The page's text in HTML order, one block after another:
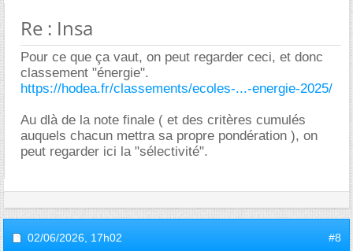
Re : Insa
Pour ce que ça vaut, on peut regarder ceci, et donc
classement "énergie".
https://hodea.fr/classements/ecoles-...-energie-2025/
Au dlà de la note finale ( et des critères cumulés
auquels chacun mettra sa propre pondération ), on
peut regarder ici la "sélectivité".
02/06/2026, 17h02 #8